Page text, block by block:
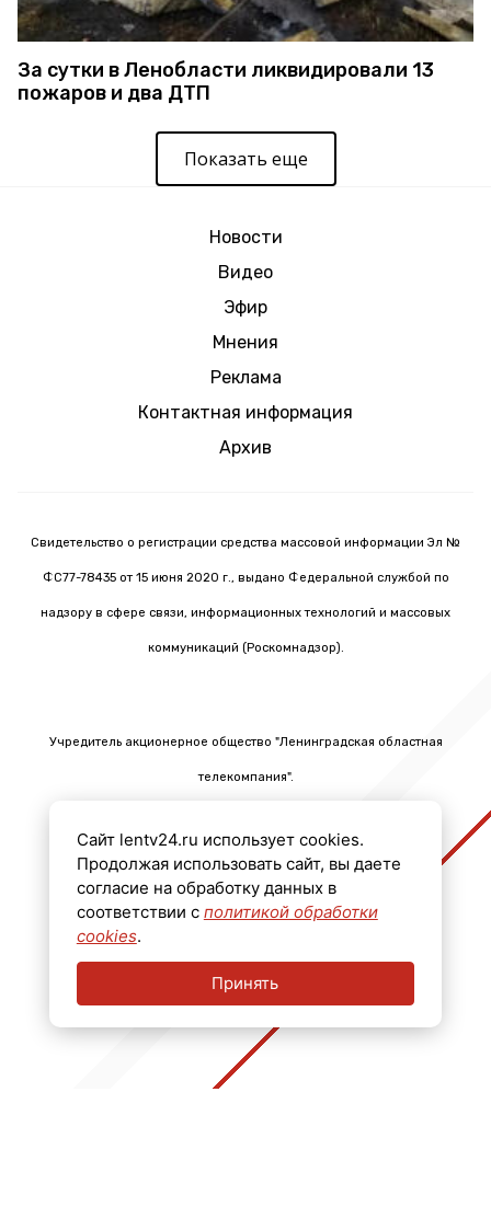
За сутки в Ленобласти ликвидировали 13
пожаров и два ДТП
Показать еще
Новости
Видео
Эфир
Мнения
Реклама
Контактная информация
Архив
Свидетельство о регистрации средства массовой информации Эл №
ФС77-78435 от 15 июня 2020 г., выдано Федеральной службой по
надзору в сфере связи, информационных технологий и массовых
коммуникаций (Роскомнадзор).
Учредитель акционерное общество "Ленинградская областная
телекомпания".
Телефон: +7 (812) 640-6114
Email: info@lentv24.ru
Размещение рекламы admitriev@lentv24.ru
16+
Сайт lentv24.ru использует cookies.
Продолжая использовать сайт, вы даете
согласие на обработку данных в
соответствии с политикой обработки
cookies.
Принять